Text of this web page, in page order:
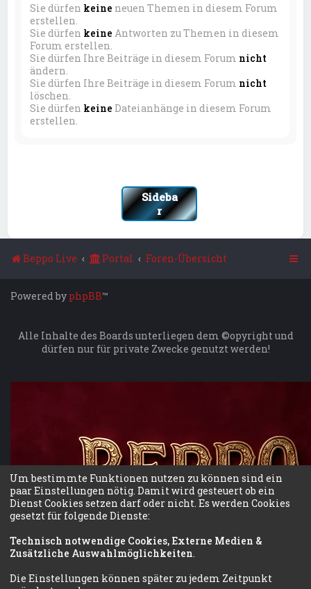
Sie dürfen keine neuen Themen in diesem Forum
erstellen.
Sie dürfen keine Antworten zu Themen in diesem
Forum erstellen.
Sie dürfen Ihre Beiträge in diesem Forum nicht
ändern.
Sie dürfen Ihre Beiträge in diesem Forum nicht
löschen.
Sie dürfen keine Dateianhänge in diesem Forum
erstellen.
Sideba
r
Beppo Live Portal Foren-Übersicht
Powered by phpBB™
Alle Inhalte des Boards unterliegen dem ©opyright und
dürfen nur für private Zwecke genutzt werden!
Um bestimmte Funktionen nutzen zu können sind ein
paar Einstellungen nötig. Damit wird gesteuert ob ein
Dienst Cookies setzen darf oder nicht. Es werden Cookies
gesetzt für folgende Dienste:
Technisch notwendige Cookies, Externe Medien &
Zusätzliche Auswahlmöglichkeiten.
Die Einstellungen können später zu jedem Zeitpunkt